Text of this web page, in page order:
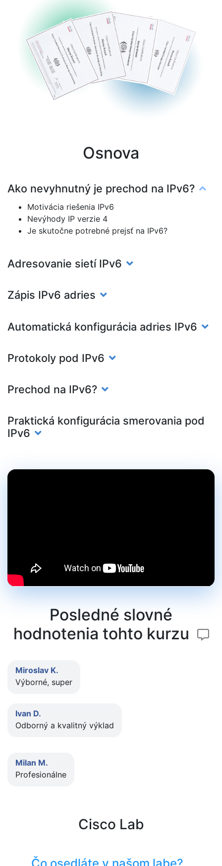
Osnova
Ako nevyhnutný je prechod na IPv6?
Motivácia riešenia IPv6
Nevýhody IP verzie 4
Je skutočne potrebné prejsť na IPv6?
Adresovanie sietí IPv6
Zápis IPv6 adries
Automatická konfigurácia adries IPv6
Protokoly pod IPv6
Prechod na IPv6?
Praktická konfigurácia smerovania pod
IPv6
Posledné slovné
hodnotenia tohto kurzu
Miroslav K.
Výborné, super
Ivan D.
Odborný a kvalitný výklad
Milan M.
Profesionálne
Cisco Lab